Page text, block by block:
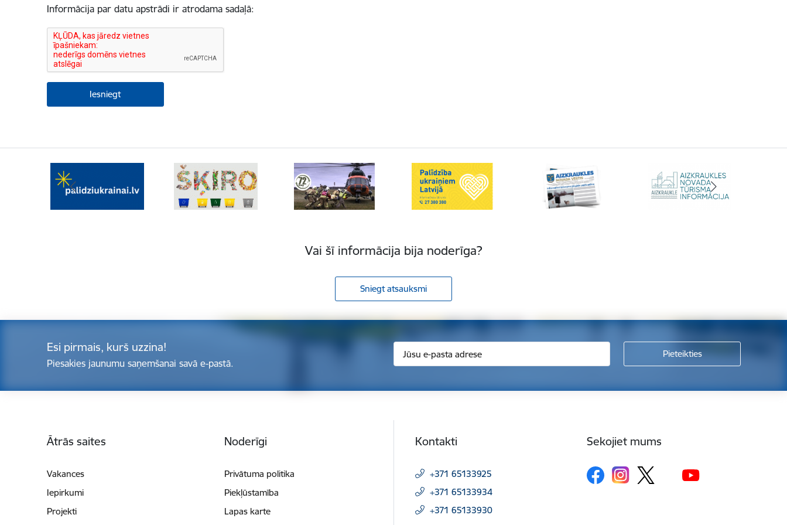
Informācija par datu apstrādi ir atrodama sadaļā:
Vai šī informācija bija noderīga?
Sniegt atsauksmi
Esi pirmais, kurš uzzina!
Piesakies jaunumu saņemšanai savā e-pastā.
Ātrās saites
Vakances
Iepirkumi
Projekti
Noderīgi
Privātuma politika
Piekļūstamība
Lapas karte
Kontakti
+371 65133925
+371 65133934
+371 65133930
Sekojiet mums